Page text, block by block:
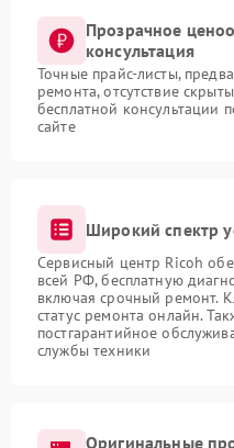
Прозрачное
консультация
Точные прайс-листы,
ремонта, отсутствие
бесплатной консультации
сайте
Широкий спектр
Сервисный центр Ricoh
всей РФ, бесплатную
включая срочный ремонт.
статус ремонта онлайн.
постгарантийное
службы техники
Оригинальные